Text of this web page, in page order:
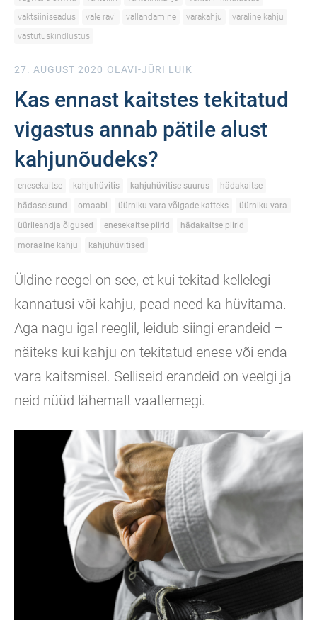
vaktsiiniseadus
vale ravi vallandamine varakahju
varaline kahju
vastutuskindlustus
27. AUGUST 2020 OLAVI-JÜRI LUIK
Kas ennast kaitstes tekitatud
vigastus annab pätile alust
kahjunõudeks?
enesekaitse kahjuhüvitis kahjuhüvitise suurus
hädakaitse
hädaseisund
omaabi üürniku vara võlgade katteks
üürniku vara
üürileandja õigused
enesekaitse piirid
hädakaitse piirid
moraalne kahju
kahjuhüvitised
Üldine reegel on see, et kui tekitad kellelegi
kannatusi või kahju, pead need ka hüvitama.
Aga nagu igal reeglil, leidub siingi erandeid –
näiteks kui kahju on tekitatud enese või enda
vara kaitsmisel. Selliseid erandeid on veelgi ja
neid nüüd lähemalt vaatlemegi.